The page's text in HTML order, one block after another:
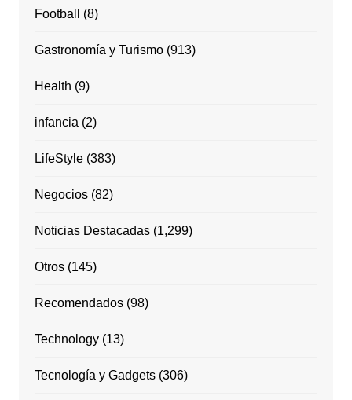
Football (8)
Gastronomía y Turismo(913)
Health (9)
infancia (2)
LifeStyle(383)
Negocios(82)
Noticias Destacadas(1,299)
Otros(145)
Recomendados(98)
Technology(13)
Tecnología y Gadgets(306)